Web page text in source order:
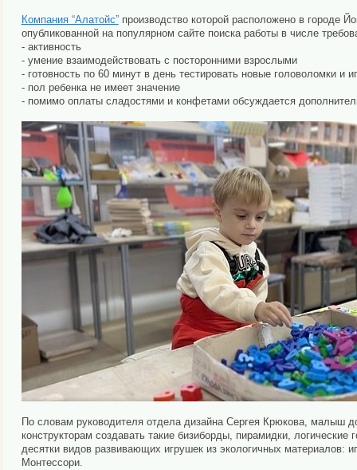
Компания “Алатойс”производство которой расположено в городе
опубликованной на популярном сайте поиска работы в числе
- активность
- умение взаимодействовать с посторонними взрослыми
- готовность по 60 минут в день тестировать новые головоломки и
- пол ребенка не имеет значение
- помимо оплаты сладостями и конфетами обсуждается
По словам руководителя отдела дизайна Сергея Крюкова, малыш
конструкторам создавать такие бизиборды, пирамидки,
десятки видов развивающих игрушек из экологичных материалов:
Монтессори.